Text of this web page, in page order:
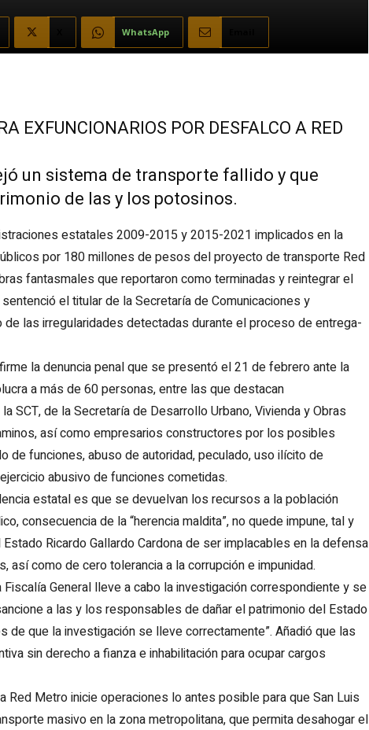
WhatsApp
EXFUNCIONARIOS POR DESFALCO A RED
un sistema de transporte fallido y que
de las y los potosinos.
estatales 2009-2015 y 2015-2021 implicados en la
por 180 millones de pesos del proyecto de transporte Red
fantasmales que reportaron como terminadas y reintegrar el
el titular de la Secretaría de Comunicaciones y
las irregularidades detectadas durante el proceso de entrega-
la denuncia penal que se presentó el 21 de febrero ante la
a más de 60 personas, entre las que destacan
SCT, de la Secretaría de Desarrollo Urbano, Vivienda y Obras
así como empresarios constructores por los posibles
de funciones, abuso de autoridad, peculado, uso ilícito de
abusivo de funciones cometidas.
estatal es que se devuelvan los recursos a la población
consecuencia de la “herencia maldita”, no quede impune, tal y
Ricardo Gallardo Cardona de ser implacables en la defensa
como de cero tolerancia a la corrupción e impunidad.
Fiscalía General lleve a cabo la investigación correspondiente y se
a las y los responsables de dañar el patrimonio del Estado
de que la investigación se lleve correctamente”. Añadió que las
sin derecho a fianza e inhabilitación para ocupar cargos
Red Metro inicie operaciones lo antes posible para que San Luis
masivo en la zona metropolitana, que permita desahogar el